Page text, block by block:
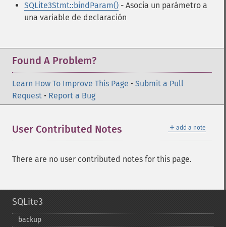
SQLite3Stmt::bindParam() - Asocia un parámetro a
una variable de declaración
Found A Problem?
Learn How To Improve This Page • Submit a Pull
Request • Report a Bug
＋ add a note
User Contributed Notes
There are no user contributed notes for this page.
SQLite3
backup